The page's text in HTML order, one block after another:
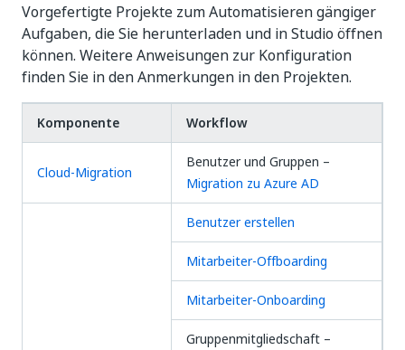
Vorgefertigte Projekte zum Automatisieren gängiger
Aufgaben, die Sie herunterladen und in Studio öffnen
können. Weitere Anweisungen zur Konfiguration
finden Sie in den Anmerkungen in den Projekten.
Komponente Workflow
Cloud-Migration
Benutzer und Gruppen –
Migration zu Azure AD
Benutzer erstellen
Mitarbeiter-Offboarding
Mitarbeiter-Onboarding
Gruppenmitgliedschaft –